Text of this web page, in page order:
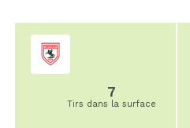
7
Tirs dans la surface